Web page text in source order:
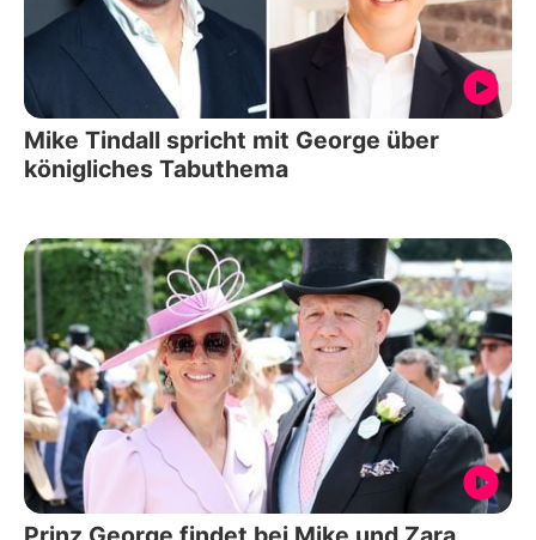
Mike Tindall spricht mit George über
königliches Tabuthema